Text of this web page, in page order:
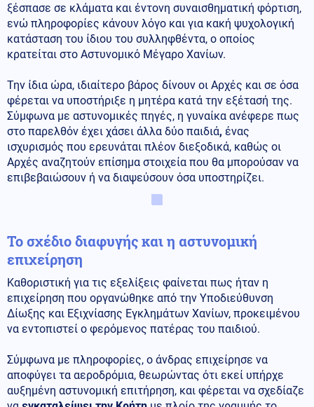
ξέσπασε σε κλάματα και έντονη συναισθηματική φόρτιση,
ενώ πληροφορίες κάνουν λόγο και για κακή ψυχολογική
κατάσταση του ίδιου του συλληφθέντα, ο οποίος
κρατείται στο Αστυνομικό Μέγαρο Χανίων.
Την ίδια ώρα, ιδιαίτερο βάρος δίνουν οι Αρχές και σε όσα
φέρεται να υποστήριξε η μητέρα κατά την εξέτασή της.
Σύμφωνα με αστυνομικές πηγές, η γυναίκα ανέφερε πως
στο παρελθόν έχει χάσει άλλα δύο παιδιά, ένας
ισχυρισμός που ερευνάται πλέον διεξοδικά, καθώς οι
Αρχές αναζητούν επίσημα στοιχεία που θα μπορούσαν να
επιβεβαιώσουν ή να διαψεύσουν όσα υποστηρίζει.
Το σχέδιο διαφυγής και η αστυνομική
επιχείρηση
Καθοριστική για τις εξελίξεις φαίνεται πως ήταν η
επιχείρηση που οργανώθηκε από την Υποδιεύθυνση
Δίωξης και Εξιχνίασης Εγκλημάτων Χανίων, προκειμένου
να εντοπιστεί ο φερόμενος πατέρας του παιδιού.
Σύμφωνα με πληροφορίες, ο άνδρας επιχείρησε να
αποφύγει τα αεροδρόμια, θεωρώντας ότι εκεί υπήρχε
αυξημένη αστυνομική επιτήρηση, και φέρεται να σχεδίαζε